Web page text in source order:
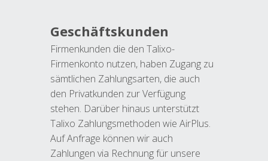
Geschäftskunden
Firmenkunden die den Talixo-
Firmenkonto nutzen, haben Zugang zu
sämtlichen Zahlungsarten, die auch
den Privatkunden zur Verfügung
stehen. Darüber hinaus unterstützt
Talixo Zahlungsmethoden wie AirPlus.
Auf Anfrage können wir auch
Zahlungen via Rechnung für unsere